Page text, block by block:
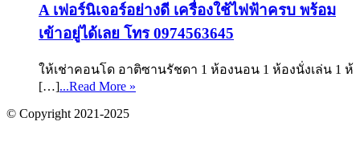
A เฟอร์นิเจอร์อย่างดี เครื่องใช้ไฟฟ้าครบ พร้อม
เข้าอยู่ได้เลย โทร 0974563645
ให้เช่าคอนโด อาติซานรัชดา 1 ห้องนอน 1 ห้องนั่งเล่น 1 ห้
[…]...Read More »
© Copyright 2021-2025